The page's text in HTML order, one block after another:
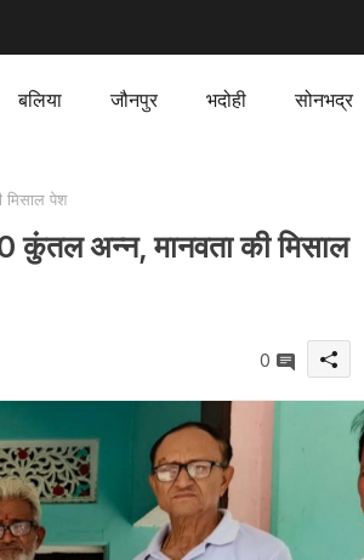
बलिया जौनपुर भदोही सोनभद्र
मिसाल पेश
कुंतल अन्न, मानवता की मिसाल
0